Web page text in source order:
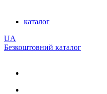
каталог
UA
Безкоштовний каталог